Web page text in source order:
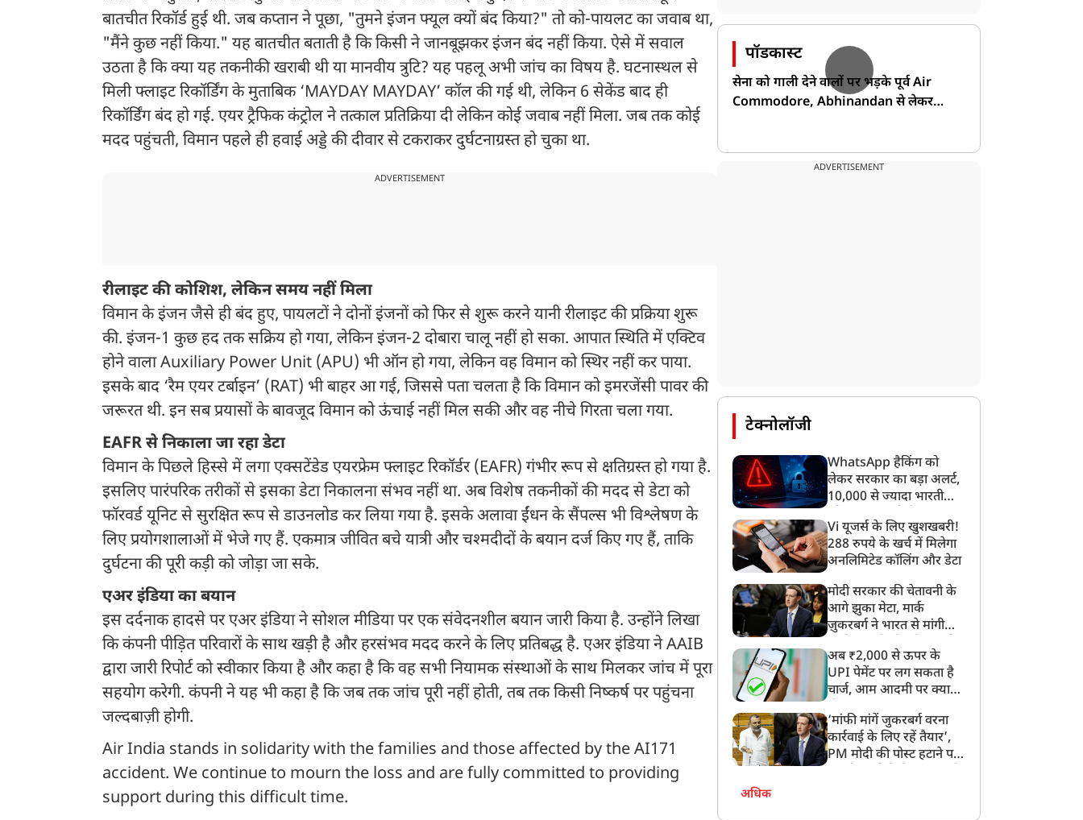
बातचीत रिकॉर्ड हुई थी. जब कप्तान ने पूछा, "तुमने इंजन फ्यूल क्यों बंद किया?" तो को-पायलट का जवाब था,
"मैंने कुछ नहीं किया." यह बातचीत बताती है कि किसी ने जानबूझकर इंजन बंद नहीं किया. ऐसे में सवाल
उठता है कि क्या यह तकनीकी खराबी थी या मानवीय त्रुटि? यह पहलू अभी जांच का विषय है. घटनास्थल से
मिली फ्लाइट रिकॉर्डिंग के मुताबिक ‘MAYDAY MAYDAY’ कॉल की गई थी, लेकिन 6 सेकेंड बाद ही
रिकॉर्डिंग बंद हो गई. एयर ट्रैफिक कंट्रोल ने तत्काल प्रतिक्रिया दी लेकिन कोई जवाब नहीं मिला. जब तक कोई
मदद पहुंचती, विमान पहले ही हवाई अड्डे की दीवार से टकराकर दुर्घटनाग्रस्त हो चुका था.
ADVERTISEMENT
रीलाइट की कोशिश, लेकिन समय नहीं मिला
विमान के इंजन जैसे ही बंद हुए, पायलटों ने दोनों इंजनों को फिर से शुरू करने यानी रीलाइट की प्रक्रिया शुरू
की. इंजन-1 कुछ हद तक सक्रिय हो गया, लेकिन इंजन-2 दोबारा चालू नहीं हो सका. आपात स्थिति में एक्टिव
होने वाला Auxiliary Power Unit (APU) भी ऑन हो गया, लेकिन वह विमान को स्थिर नहीं कर पाया.
इसके बाद ‘रैम एयर टर्बाइन’ (RAT) भी बाहर आ गई, जिससे पता चलता है कि विमान को इमरजेंसी पावर की
जरूरत थी. इन सब प्रयासों के बावजूद विमान को ऊंचाई नहीं मिल सकी और वह नीचे गिरता चला गया.
EAFR से निकाला जा रहा डेटा
विमान के पिछले हिस्से में लगा एक्सटेंडेड एयरफ्रेम फ्लाइट रिकॉर्डर (EAFR) गंभीर रूप से क्षतिग्रस्त हो गया है.
इसलिए पारंपरिक तरीकों से इसका डेटा निकालना संभव नहीं था. अब विशेष तकनीकों की मदद से डेटा को
फॉरवर्ड यूनिट से सुरक्षित रूप से डाउनलोड कर लिया गया है. इसके अलावा ईंधन के सैंपल्स भी विश्लेषण के
लिए प्रयोगशालाओं में भेजे गए हैं. एकमात्र जीवित बचे यात्री और चश्मदीदों के बयान दर्ज किए गए हैं, ताकि
दुर्घटना की पूरी कड़ी को जोड़ा जा सके.
एअर इंडिया का बयान
इस दर्दनाक हादसे पर एअर इंडिया ने सोशल मीडिया पर एक संवेदनशील बयान जारी किया है. उन्होंने लिखा
कि कंपनी पीड़ित परिवारों के साथ खड़ी है और हरसंभव मदद करने के लिए प्रतिबद्ध है. एअर इंडिया ने AAIB
द्वारा जारी रिपोर्ट को स्वीकार किया है और कहा है कि वह सभी नियामक संस्थाओं के साथ मिलकर जांच में पूरा
सहयोग करेगी. कंपनी ने यह भी कहा है कि जब तक जांच पूरी नहीं होती, तब तक किसी निष्कर्ष पर पहुंचना
जल्दबाज़ी होगी.
Air India stands in solidarity with the families and those affected by the AI171
accident. We continue to mourn the loss and are fully committed to providing
support during this difficult time.
पॉडकास्ट
सेना को गाली देने वालों पर भड़के पूर्व Air
Commodore, Abhinandan से लेकर
ADVERTISEMENT
टेक्नोलॉजी
WhatsApp हैकिंग को
लेकर सरकार का बड़ा अलर्ट,
10,000 से ज्यादा भारतीयों
गया
Vi यूजर्स के लिए खुशखबरी!
288 रुपये के खर्च में मिलेगा
अनलिमिटेड कॉलिंग और डेटा
मोदी सरकार की चेतावनी के
आगे झुका मेटा, मार्क
ज़ुकरबर्ग ने भारत से मांगी
अब ₹2,000 से ऊपर के
UPI पेमेंट पर लग सकता है
चार्ज, आम आदमी पर क्या
‘मांफी मांगें जुकरबर्ग वरना
कार्रवाई के लिए रहें तैयार’,
PM मोदी की पोस्ट हटाने पर
अधिक